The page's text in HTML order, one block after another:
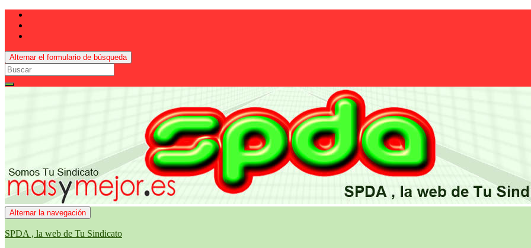
Alternar el formulario de búsqueda
Search
for:
Alternar la navegación
SPDA , la web de Tu Sindicato